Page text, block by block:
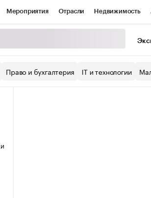
Мероприятия Отрасли Недвижимость
Спецпроекты
Право и бухгалтерия IT и технологии